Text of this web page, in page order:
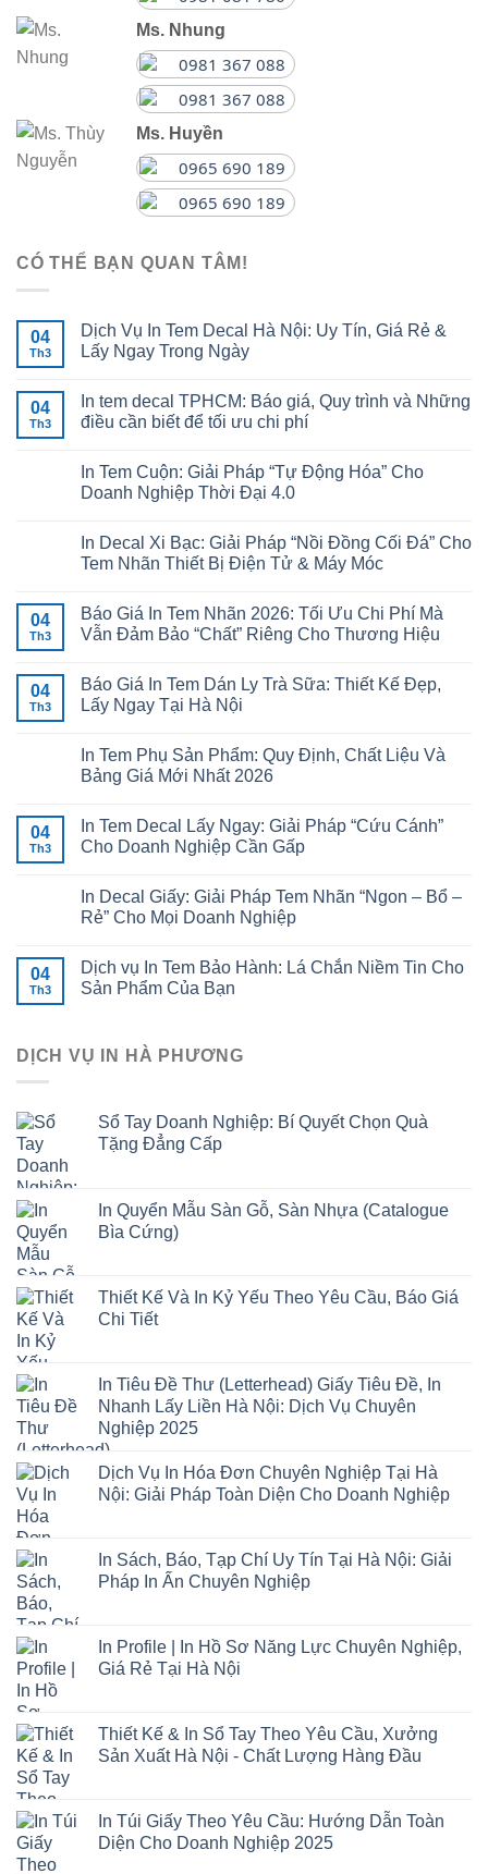
Ms. Nhung
0981 367 088
0981 367 088
Ms. Huyền
0965 690 189
0965 690 189
CÓ THỂ BẠN QUAN TÂM!
04
Th3
Dịch Vụ In Tem Decal Hà Nội: Uy Tín, Giá Rẻ &
Lấy Ngay Trong Ngày
04
Th3
In tem decal TPHCM: Báo giá, Quy trình và Những
điều cần biết để tối ưu chi phí
In Tem Cuộn: Giải Pháp “Tự Động Hóa” Cho
Doanh Nghiệp Thời Đại 4.0
In Decal Xi Bạc: Giải Pháp “Nồi Đồng Cối Đá” Cho
Tem Nhãn Thiết Bị Điện Tử & Máy Móc
04
Th3
Báo Giá In Tem Nhãn 2026: Tối Ưu Chi Phí Mà
Vẫn Đảm Bảo “Chất” Riêng Cho Thương Hiệu
04
Th3
Báo Giá In Tem Dán Ly Trà Sữa: Thiết Kế Đẹp,
Lấy Ngay Tại Hà Nội
In Tem Phụ Sản Phẩm: Quy Định, Chất Liệu Và
Bảng Giá Mới Nhất 2026
04
Th3
In Tem Decal Lấy Ngay: Giải Pháp “Cứu Cánh”
Cho Doanh Nghiệp Cần Gấp
In Decal Giấy: Giải Pháp Tem Nhãn “Ngon – Bổ –
Rẻ” Cho Mọi Doanh Nghiệp
04
Th3
Dịch vụ In Tem Bảo Hành: Lá Chắn Niềm Tin Cho
Sản Phẩm Của Bạn
DỊCH VỤ IN HÀ PHƯƠNG
Sổ Tay Doanh Nghiệp: Bí Quyết Chọn Quà
Tặng Đẳng Cấp
In Quyển Mẫu Sàn Gỗ, Sàn Nhựa (Catalogue
Bìa Cứng)
Thiết Kế Và In Kỷ Yếu Theo Yêu Cầu, Báo Giá
Chi Tiết
In Tiêu Đề Thư (Letterhead) Giấy Tiêu Đề, In
Nhanh Lấy Liền Hà Nội: Dịch Vụ Chuyên
Nghiệp 2025
Dịch Vụ In Hóa Đơn Chuyên Nghiệp Tại Hà
Nội: Giải Pháp Toàn Diện Cho Doanh Nghiệp
In Sách, Báo, Tạp Chí Uy Tín Tại Hà Nội: Giải
Pháp In Ấn Chuyên Nghiệp
In Profile | In Hồ Sơ Năng Lực Chuyên Nghiệp,
Giá Rẻ Tại Hà Nội
Thiết Kế & In Sổ Tay Theo Yêu Cầu, Xưởng
Sản Xuất Hà Nội - Chất Lượng Hàng Đầu
In Túi Giấy Theo Yêu Cầu: Hướng Dẫn Toàn
Diện Cho Doanh Nghiệp 2025